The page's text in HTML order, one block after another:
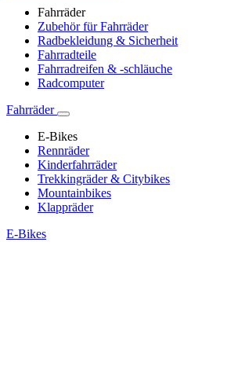
Fahrräder
Zubehör für Fahrräder
Radbekleidung & Sicherheit
Fahrradteile
Fahrradreifen & -schläuche
Radcomputer
Fahrräder
E-Bikes
Rennräder
Kinderfahrräder
Trekkingräder & Citybikes
Mountainbikes
Klappräder
E-Bikes